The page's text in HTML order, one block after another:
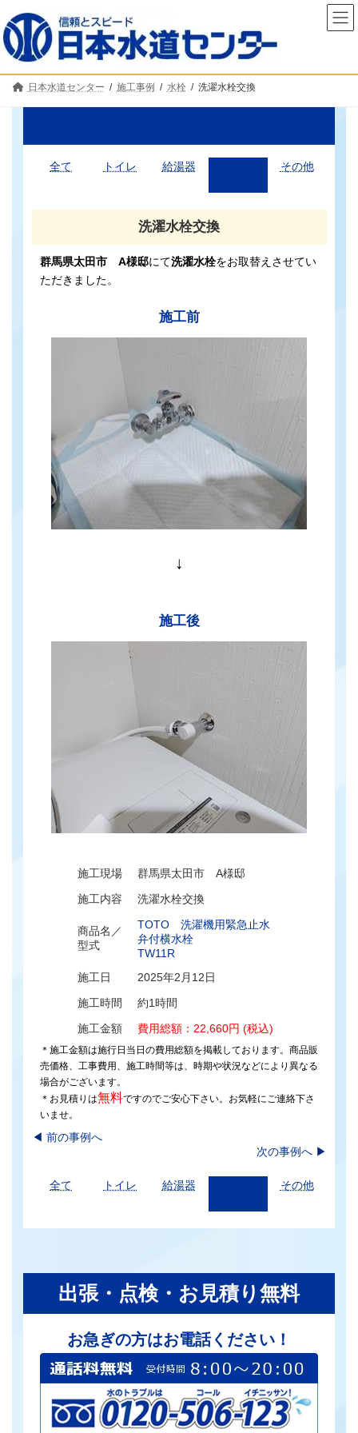
ン
テ
ン
へ
ビ
ゲ
ー
ョ
日本水道センター 施工事例 水栓 洗濯水栓交換
全て トイレ 給湯器 その他
洗濯水栓交換
群馬県太田市 A様邸にて洗濯水栓をお取替えさせてい
ただきました。
施工前
↓
施工後
施工現場
群馬県太田市 A様邸
施工内容
洗濯水栓交換
商品名／
型式
TOTO 洗濯機用緊急止水
弁付横水栓
TW11R
施工日
2025年2月12日
施工時間
約1時間
施工金額
費用総額：22,660円 (税込)
＊施工金額は施行日当日の費用総額を掲載しております。商品販
売価格、工事費用、施工時間等は、時期や状況などにより異なる
場合がございます。
＊お見積りは無料ですのでご安心下さい。お気軽にご連絡下さ
いませ。
◀︎ 前の事例へ
次の事例へ ▶
全て トイレ 給湯器 その他
出張・点検・お見積り無料
お急ぎの方はお電話ください！